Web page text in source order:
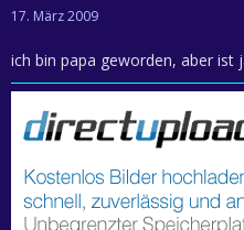
17. März 2009
ich bin papa geworden, aber ist